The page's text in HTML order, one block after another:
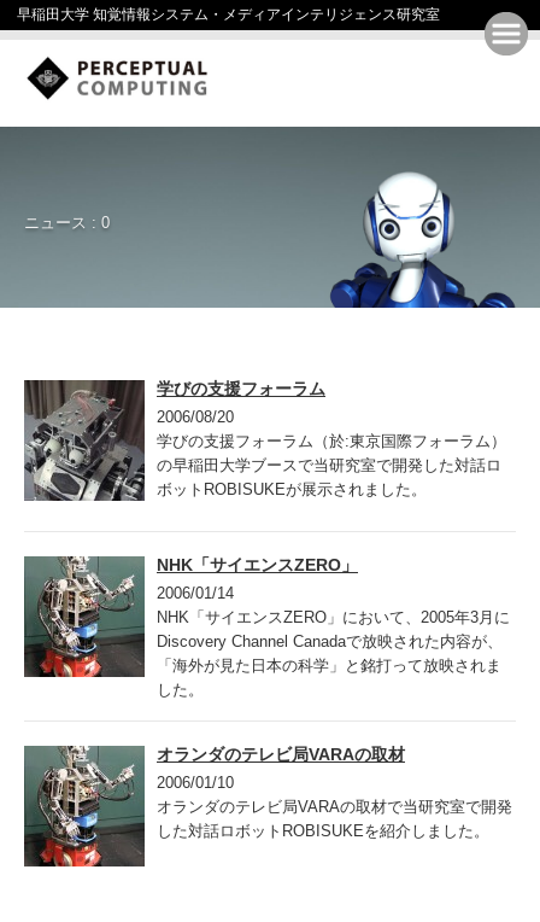
早稲田大学 知覚情報システム・メディアインテリジェンス研究室
ニュース : 0
学びの支援フォーラム
2006/08/20
学びの支援フォーラム（於:東京国際フォーラム）
の早稲田大学ブースで当研究室で開発した対話ロ
ボットROBISUKEが展示されました。
NHK「サイエンスZERO」
2006/01/14
NHK「サイエンスZERO」において、2005年3月に
Discovery Channel Canadaで放映された内容が、
「海外が見た日本の科学」と銘打って放映されま
した。
オランダのテレビ局VARAの取材
2006/01/10
オランダのテレビ局VARAの取材で当研究室で開発
した対話ロボットROBISUKEを紹介しました。